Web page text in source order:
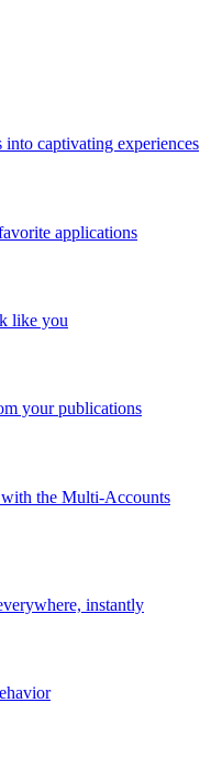
captivating experiences
applications
like you
your publications
the Multi-Accounts
instantly